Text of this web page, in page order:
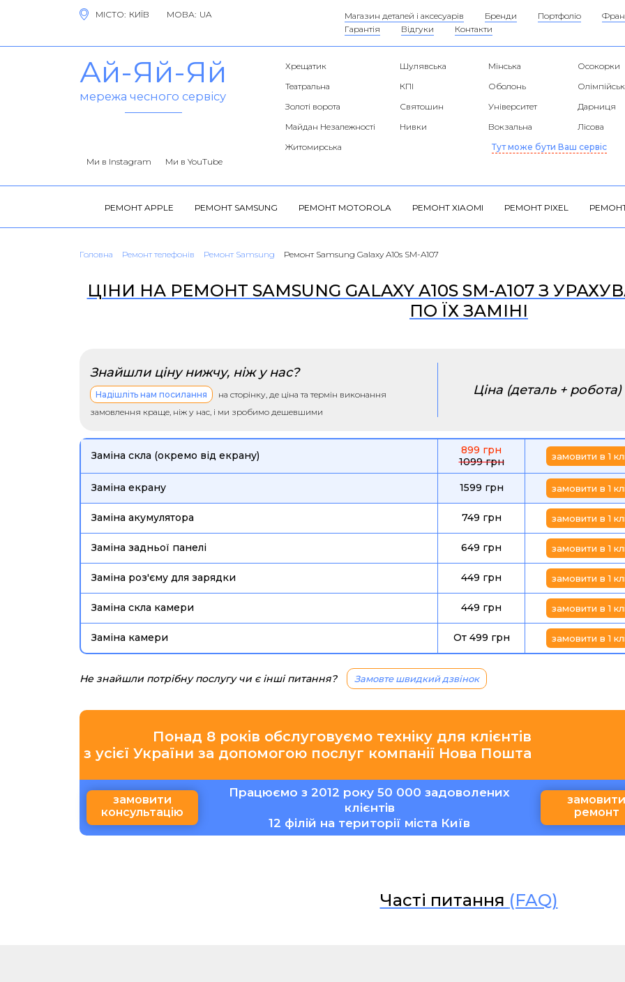
МІСТО: МОВА: Магазин деталей і аксесуарів Бренди Портфоліо
Гарантія
Відгуки Контакти
Ай-Яй-Яй
мережа чесного сервісу
Ми в Instagram Ми в YouTube
Хрещатик Шулявська Мінська
Осокорки
Театральна
КПІ Оболонь
Золоті ворота
Святошин Університет
Дарниця
Майдан Незалежності
Нивки Вокзальна
Лісова
Житомирська
Тут може бути Ваш сервіс
РЕМОНТ APPLE РЕМОНТ SAMSUNG РЕМОНТ MOTOROLA РЕМОНТ XIAOMI РЕМОНТ PIXEL
Головна Ремонт телефонів Ремонт Samsung Ремонт Samsung Galaxy A10s SM-A107
ЦІНИ НА РЕМОНТ SAMSUNG GALAXY A10S SM-A107 З
ПО ЇХ ЗАМІНІ
Знайшли ціну нижчу, ніж у нас?
Надішліть нам посилання
на сторінку, де ціна та термін виконання
замовлення краще, ніж у нас, і ми зробимо дешевшими
Ціна (деталь + робота)
Заміна скла (окремо від екрану)
899 грн
1099 грн
замовити в 1
Заміна екрану 1599 грн замовити в 1
Заміна акумулятора 749 грн замовити в 1
Заміна задньої панелі 649 грн замовити в 1
Заміна роз'єму для зарядки 449 грн замовити в 1
Заміна скла камери 449 грн замовити в 1
Заміна камери От 499 грн замовити в 1
Не знайшли потрібну послугу чи є інші питання? Замовте швидкий дзвінок
Понад 8 років обслуговуємо техніку для клієнтів
з усієї України за допомогою послуг компанії Нова Пошта
замовити
консультацію
Працюємо з 2012 року 50 000 задоволених
клієнтів
12 філій на території міста Київ
замовити
ремонт
Часті питання (FAQ)